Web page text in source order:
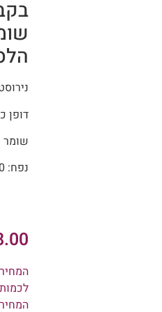
דופן
שומר קור ל-24
נפח: 500 מ”ל.
המחיר